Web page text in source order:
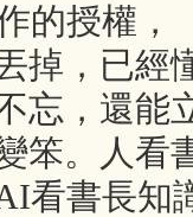
的授權，
掉，已經
忘，還能
笨。人看
看書長知